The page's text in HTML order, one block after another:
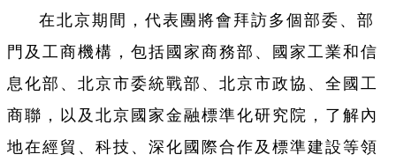
在北京期間，代表團將會拜訪多個部委、部
門及工商機構，包括國家商務部、國家工業和信
息化部、北京市委統戰部、北京市政協、全國工
商聯，以及北京國家金融標準化研究院，了解內
地在經貿、科技、深化國際合作及標準建設等領